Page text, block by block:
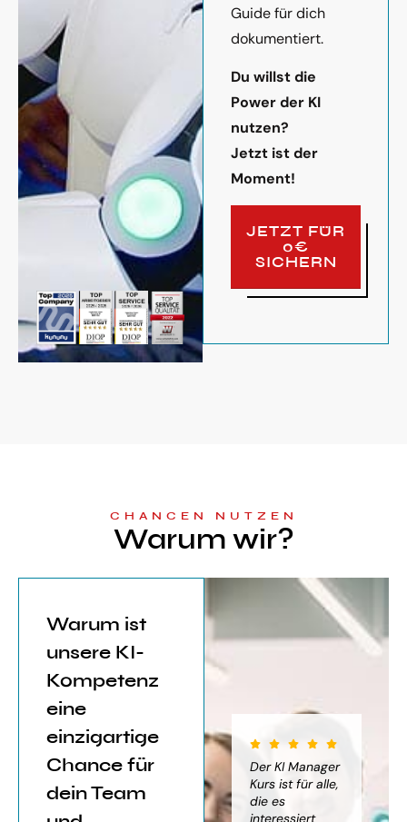
Guide für dich
dokumentiert.
Du willst die
Power der KI
nutzen?
Jetzt ist der
Moment!
JETZT FÜR
0€
SICHERN
CHANCEN NUTZEN
Warum wir?
Warum ist
unsere KI-
Kompetenz
eine
einzigartige
Chance für
dein Team
von
Der KI Manager
mich sehr
Der KI Manager
Kurs ist für alle,
die es
interessiert